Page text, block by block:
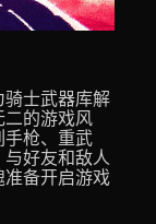
骑士武器库解
二的游戏风
手枪、重武
好友和敌人
准备开启游戏